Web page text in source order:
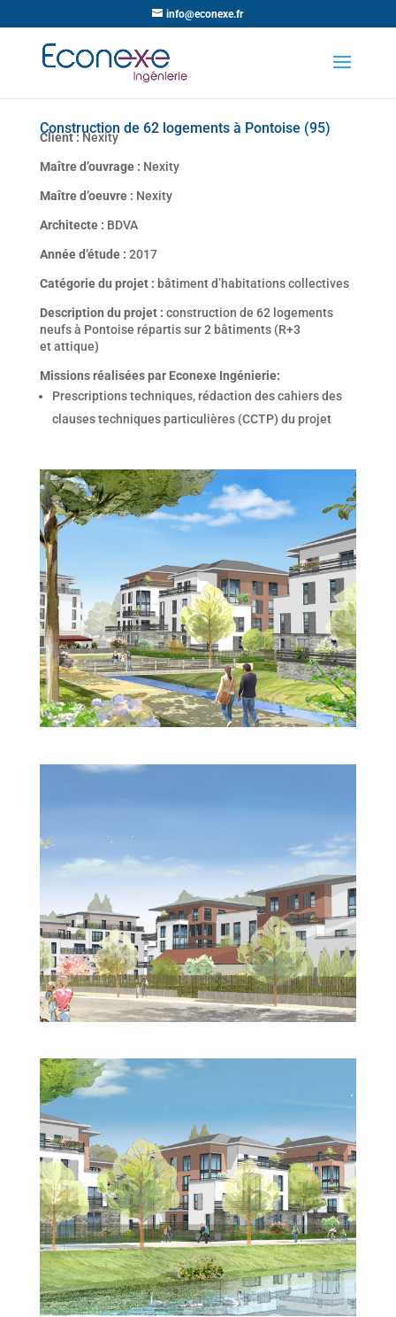
info@econexe.fr
Construction de 62 logements à Pontoise (95)
Client : Nexity
Maître d’ouvrage : Nexity
Maître d’oeuvre : Nexity
Architecte : BDVA
Année d’étude : 2017
Catégorie du projet : bâtiment d’habitations collectives
Description du projet : construction de 62 logements
neufs à Pontoise répartis sur 2 bâtiments (R+3
et attique)
Missions réalisées par Econexe Ingénierie:
Prescriptions techniques, rédaction des cahiers des
clauses techniques particulières (CCTP) du projet